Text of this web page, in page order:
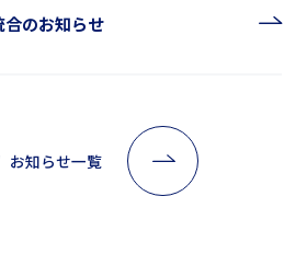
のお知らせ
お知らせ一覧